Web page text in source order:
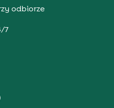
odbiorze
7